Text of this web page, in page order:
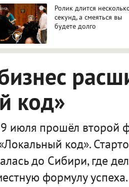
i
Ролик длится
секунд, а смеяться вы
будете долго
код»
июля прошёл второй
код».
до Сибири, где
формулу успеха.